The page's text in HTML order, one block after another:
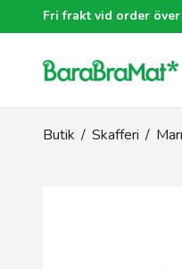
Fri frakt vid order
Butik / Skafferi /